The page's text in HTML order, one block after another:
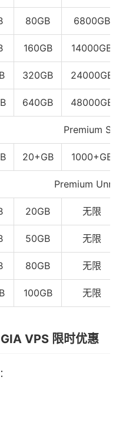
80GB 6800GB
160GB 14000GB
320GB 24000GB
640GB 48000GB
Premium
20+GB 1000+GB
Premium
20GB 无限
50GB 无限
80GB 无限
100GB 无限
VPS 限时优惠